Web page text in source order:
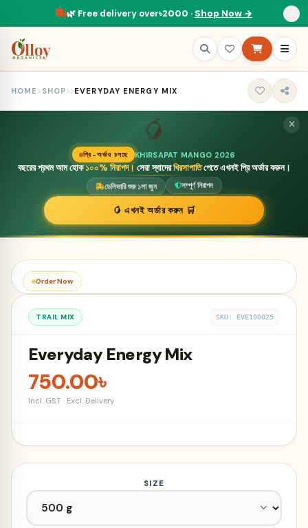
🌿 Free delivery over৳2000 · Shop Now →
HOME SHOP EVERYDAY ENERGY MIX
🥭
প্রি-অর্ডার চলছে KHIRSAPAT MANGO 2026
বছরের প্রথম আম হোক১০০% নিরাপদ। সেরা স্বাদেরখিরসাপাতিপেতে এখনই প্রি অর্ডার করুন।
ডেলিভারি শুরু ১লা জুন সম্পূর্ণ নিরাপদ
🥭 এখনই অর্ডার করুন 🛒
Order Now
TRAIL MIX SKU: EVE100025
Everyday Energy Mix
750.00৳
Incl. GST · Excl. Delivery
SIZE